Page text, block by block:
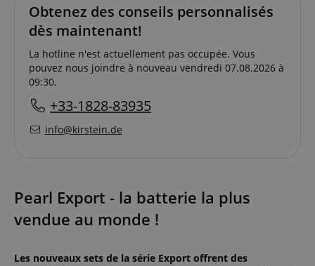
Obtenez des conseils personnalisés
dès maintenant!
La hotline n'est actuellement pas occupée. Vous
pouvez nous joindre à nouveau vendredi 07.08.2026 à
09:30.
+33-1828-83935
info@kirstein.de
Pearl Export - la batterie la plus
vendue au monde !
Les nouveaux sets de la série Export offrent des